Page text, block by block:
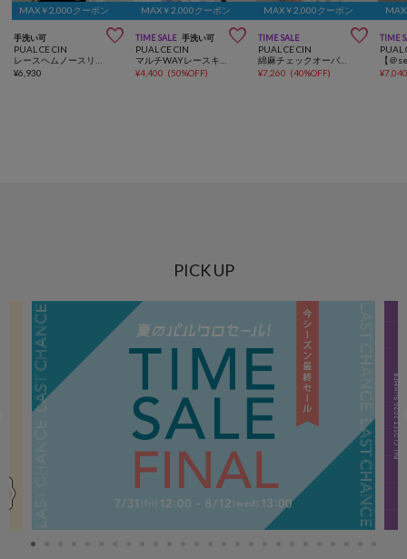
MAX￥2,000クーポン
手洗い可 
PUAL CE CIN
¥6,930
MAX￥2,000クーポン
TIME SALE 手洗い可 
PUAL CE CIN
¥4,400 (50%OFF)
MAX￥2,000クーポン
TIME SALE 
PUAL CE CIN
綿麻チェックオーバーシャツブラウス
¥7,260 (40%OFF)
TIME
PUAL
¥
PICK UP